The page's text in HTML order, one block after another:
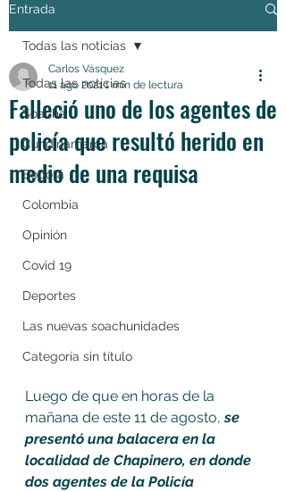
Entrada
Todas las noticias
Soacha
Cundinamarca
Bogotá
Colombia
Opinión
Covid 19
Deportes
Las nuevas soachunidades
Categoría sin título
Todas las noticias
Falleció uno de los agentes de
policía que resultó herido en
medio de una requisa
Carlos Vásquez
11 ago 20211 min de lectura
Luego de que en horas de la
mañana de este 11 de agosto, se
presentó una balacera en la
localidad de Chapinero, en donde
dos agentes de la Policía